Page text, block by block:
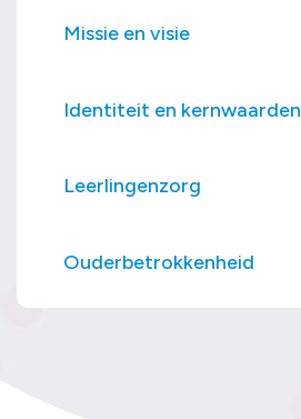
Missie en visie
Identiteit en kernwaarden
Leerlingenzorg
Ouderbetrokkenheid